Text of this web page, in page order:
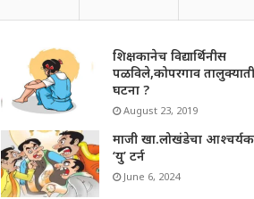
शिक्षकानेच विद्यार्थिनीस
पळविले,कोपरगाव
घटना ?
August 23, 2019
माजी खा.लोखंडेचा
‘यु’ टर्न
June 6, 2024